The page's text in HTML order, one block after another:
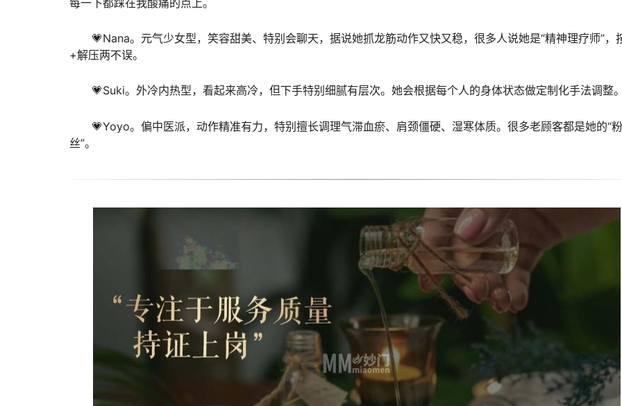
💗Nana。元气少女型，笑容甜美、特别会聊天，据说她抓龙筋动作又快又稳，很多人说她是“精神理疗师”，
+解压两不误。
💗Suki。外冷内热型，看起来高冷，但下手特别细腻有层次。她会根据每个人的身体状态做定制化手法调整
💗Yoyo。偏中医派，动作精准有力，特别擅长调理气滞血瘀、肩颈僵硬、湿寒体质。很多老顾客都是她的“粉
丝”。